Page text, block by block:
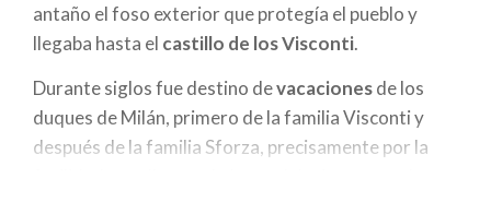
antaño el foso exterior que protegía el pueblo y
llegaba hasta el castillo de los Visconti.
Durante siglos fue destino devacacionesde los
duques de Milán, primero de la familia Visconti y
después de la familia Sforza, precisamente por la